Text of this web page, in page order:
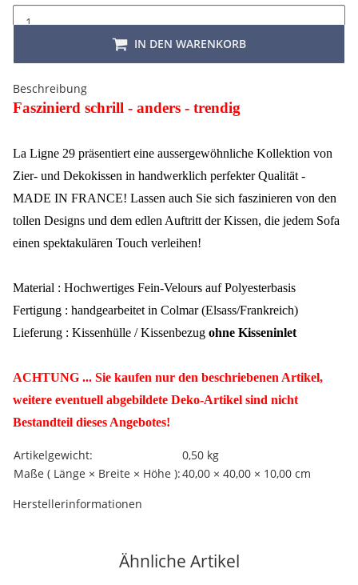
IN DEN WARENKORB
Beschreibung
Faszinierd schrill - anders - trendig
La Ligne 29 präsentiert eine aussergewöhnliche Kollektion von
Zier- und Dekokissen in handwerklich perfekter Qualität -
MADE IN FRANCE! Lassen auch Sie sich faszinieren von den
tollen Designs und dem edlen Auftritt der Kissen, die jedem Sofa
einen spektakulären Touch verleihen!
Material : Hochwertiges Fein-Velours auf Polyesterbasis
Fertigung : handgearbeitet in Colmar (Elsass/Frankreich)
Lieferung : Kissenhülle / Kissenbezug ohne Kisseninlet
ACHTUNG ... Sie kaufen nur den beschriebenen Artikel,
weitere eventuell abgebildete Deko-Artikel sind nicht
Bestandteil dieses Angebotes!
Produkteigenschaft
Wert
Artikelgewicht: 0,50 kg
Maße ( Länge × Breite × Höhe ):40,00 × 40,00 × 10,00 cm
Herstellerinformationen
Ähnliche Artikel